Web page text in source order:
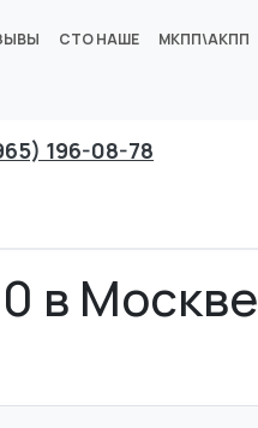
СТО НАШЕ МКПП\АКПП
196-08-78
в Москве